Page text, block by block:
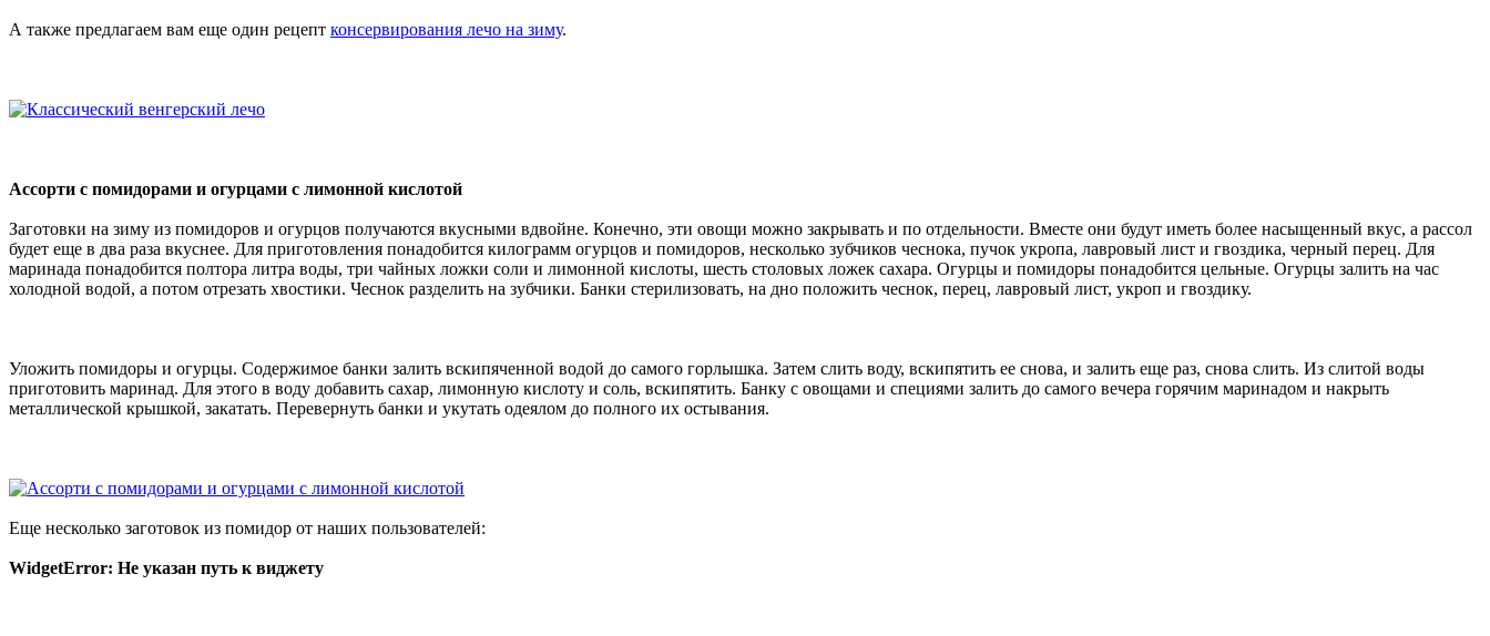
А также предлагаем вам еще один рецепт консервирования лечо на зиму.
Ассорти с помидорами и огурцами с лимонной кислотой
Заготовки на зиму из помидоров и огурцов получаются вкусными вдвойне. Конечно, эти овощи можно закрывать и по отдельности. Вместе они будут иметь более насыщенный вкус, а рассол
будет еще в два раза вкуснее. Для приготовления понадобится килограмм огурцов и помидоров, несколько зубчиков чеснока, пучок укропа, лавровый лист и гвоздика, черный перец. Для
маринада понадобится полтора литра воды, три чайных ложки соли и лимонной кислоты, шесть столовых ложек сахара. Огурцы и помидоры понадобится цельные. Огурцы залить на час
холодной водой, а потом отрезать хвостики. Чеснок разделить на зубчики. Банки стерилизовать, на дно положить чеснок, перец, лавровый лист, укроп и гвоздику.
Уложить помидоры и огурцы. Содержимое банки залить вскипяченной водой до самого горлышка. Затем слить воду, вскипятить ее снова, и залить еще раз, снова слить. Из слитой воды
приготовить маринад. Для этого в воду добавить сахар, лимонную кислоту и соль, вскипятить. Банку с овощами и специями залить до самого вечера горячим маринадом и накрыть
металлической крышкой, закатать. Перевернуть банки и укутать одеялом до полного их остывания.
Еще несколько заготовок из помидор от наших пользователей:
WidgetError: Не указан путь к виджету